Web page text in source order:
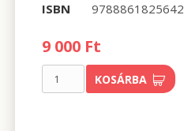
ISBN
9788861825642
9 000 Ft
KOSÁRBA